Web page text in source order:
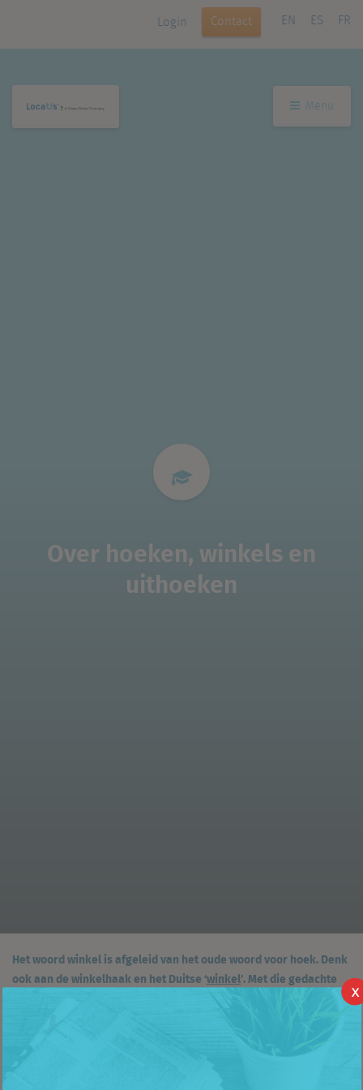
Login Contact EN ES FR
Menu
Over hoeken, winkels en
uithoeken
Het woord winkel is afgeleid van het oude woord voor hoek. Denk
ook aan de winkelhaak en het Duitse ‘winkel’. Met die gedachte
wil ik nu eens een heel andere richting op met mijn blog en kijken
naar de vier uithoeken van het Nederlandse winkelbestand. Wat
winkel? Dus een blog over winkels in uithoeken, kleinste stad,
X